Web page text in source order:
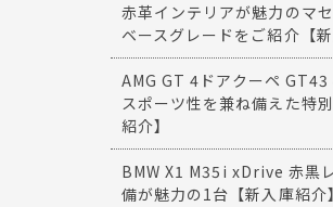
赤革インテリアが魅力のマ
ベースグレードをご紹介【新
AMG GT 4ドアクーペ GT43
スポーツ性を兼ね備えた特
紹介】
BMW X1 M35i xDrive 赤黒
備が魅力の1台【新入庫紹介】